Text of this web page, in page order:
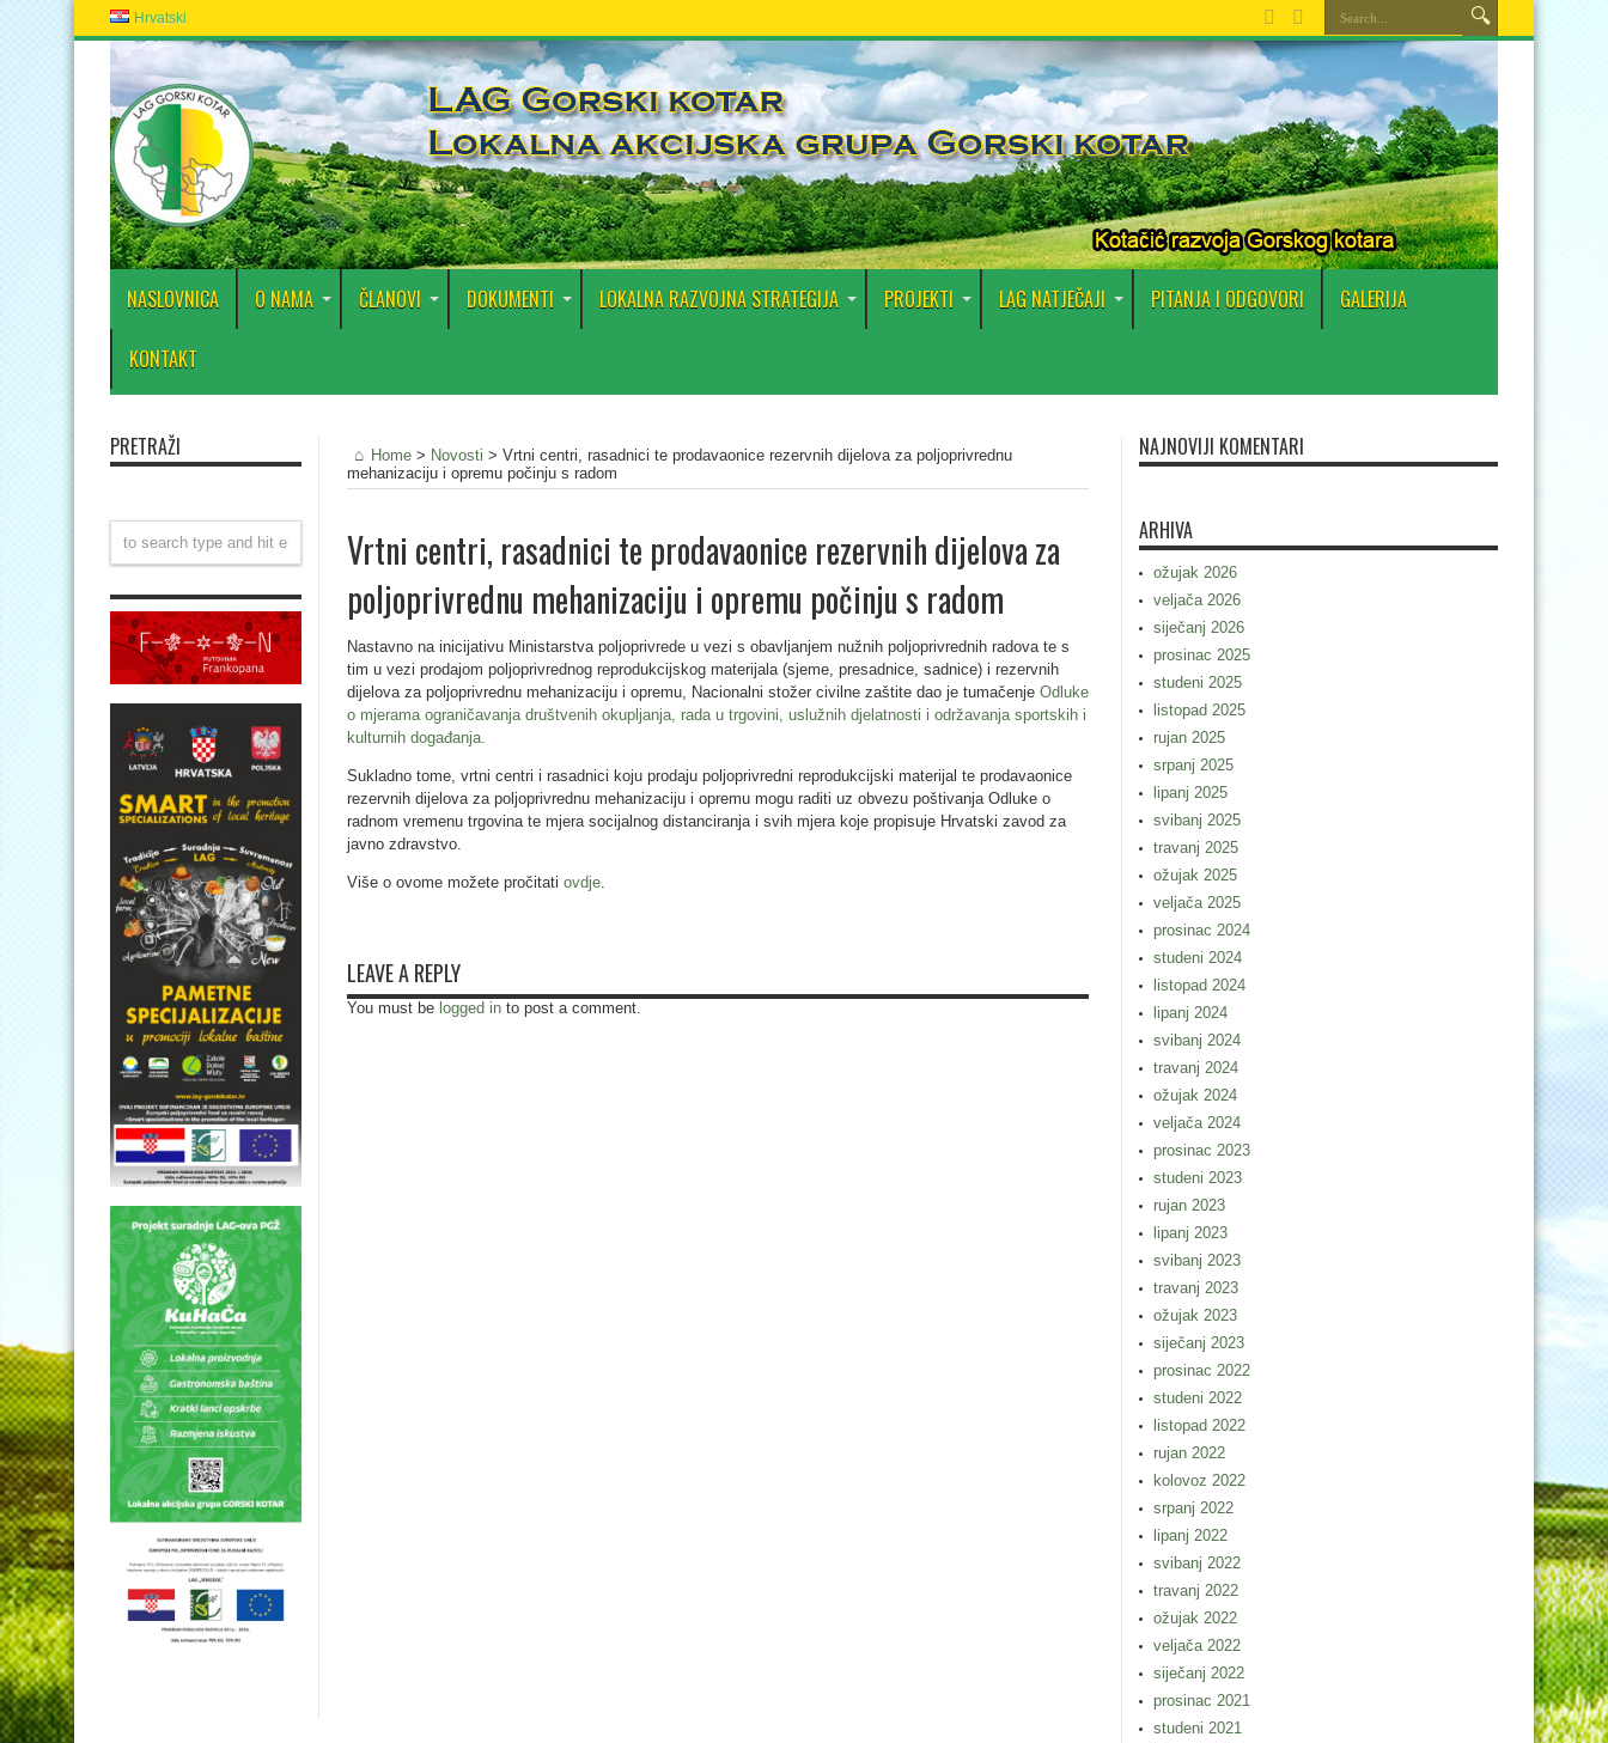
Hrvatski
NASLOVNICA O NAMA ČLANOVI DOKUMENTI LOKALNA RAZVOJNA STRATEGIJA PROJEKTI LAG NATJEČAJI PITANJA I ODGOVORI GALERIJA
KONTAKT
Home > Novosti > Vrtni centri, rasadnici te prodavaonice rezervnih dijelova za poljoprivrednu
mehanizaciju i opremu počinju s radom
Vrtni centri, rasadnici te prodavaonice rezervnih dijelova za
poljoprivrednu mehanizaciju i opremu počinju s radom
Nastavno na inicijativu Ministarstva poljoprivrede u vezi s obavljanjem nužnih poljoprivrednih radova te s
tim u vezi prodajom poljoprivrednog reprodukcijskog materijala (sjeme, presadnice, sadnice) i rezervnih
dijelova za poljoprivrednu mehanizaciju i opremu, Nacionalni stožer civilne zaštite dao je tumačenje Odluke
o mjerama ograničavanja društvenih okupljanja, rada u trgovini, uslužnih djelatnosti i održavanja sportskih i
kulturnih događanja.
Sukladno tome, vrtni centri i rasadnici koju prodaju poljoprivredni reprodukcijski materijal te prodavaonice
rezervnih dijelova za poljoprivrednu mehanizaciju i opremu mogu raditi uz obvezu poštivanja Odluke o
radnom vremenu trgovina te mjera socijalnog distanciranja i svih mjera koje propisuje Hrvatski zavod za
javno zdravstvo.
Više o ovome možete pročitati ovdje.
LEAVE A REPLY
You must be logged in to post a comment.
PRETRAŽI NAJNOVIJI KOMENTARI
ARHIVA
ožujak 2026
veljača 2026
siječanj 2026
prosinac 2025
studeni 2025
listopad 2025
rujan 2025
srpanj 2025
lipanj 2025
svibanj 2025
travanj 2025
ožujak 2025
veljača 2025
prosinac 2024
studeni 2024
listopad 2024
lipanj 2024
svibanj 2024
travanj 2024
ožujak 2024
veljača 2024
prosinac 2023
studeni 2023
rujan 2023
lipanj 2023
svibanj 2023
travanj 2023
ožujak 2023
siječanj 2023
prosinac 2022
studeni 2022
listopad 2022
rujan 2022
kolovoz 2022
srpanj 2022
lipanj 2022
svibanj 2022
travanj 2022
ožujak 2022
veljača 2022
siječanj 2022
prosinac 2021
studeni 2021